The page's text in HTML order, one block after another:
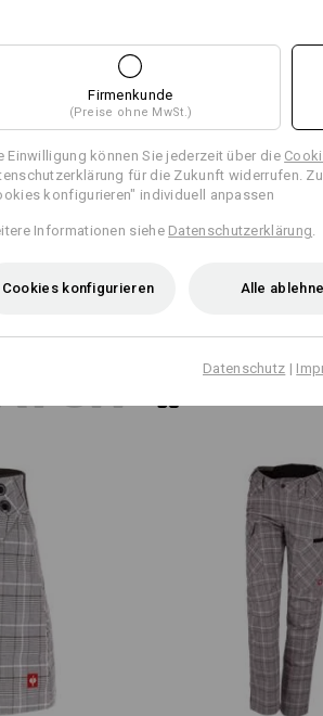
e.s. Berufshose
Firmenkunde
(Preise ohne MwSt.)
Einwilligung können Sie jederzeit über die
für die Zukunft widerrufen.
konfigurieren" individuell anpassen
Informationen siehe Datenschutzerklärung
Cookies konfigurieren Alle
Datenschutz |